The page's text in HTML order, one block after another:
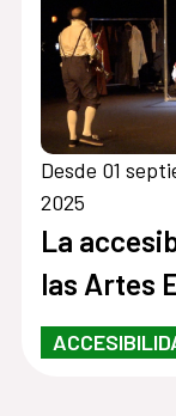
Desde 01
2025
La
las Artes